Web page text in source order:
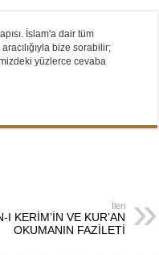
İslam'a dair tüm
bize sorabilir;
yüzlerce cevaba
İleri
I KERİM’İN VE KUR’AN
OKUMANIN FAZİLETİ